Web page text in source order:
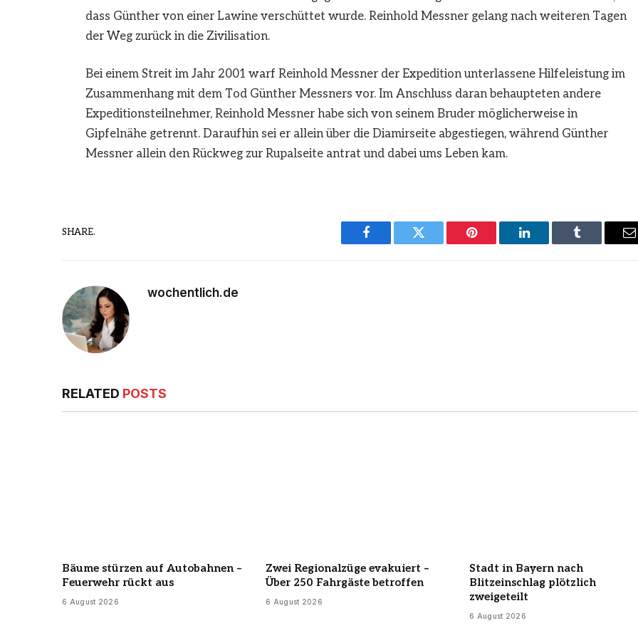
dass Günther von einer Lawine verschüttet wurde. Reinhold Messner gelang nach weiteren Tagen
der Weg zurück in die Zivilisation.
Bei einem Streit im Jahr 2001 warf Reinhold Messner der Expedition unterlassene Hilfeleistung im
Zusammenhang mit dem Tod Günther Messners vor. Im Anschluss daran behaupteten andere
Expeditionsteilnehmer, Reinhold Messner habe sich von seinem Bruder möglicherweise in
Gipfelnähe getrennt. Daraufhin sei er allein über die Diamirseite abgestiegen, während Günther
Messner allein den Rückweg zur Rupalseite antrat und dabei ums Leben kam.
SHARE.
Facebook Twitter Pinterest LinkedIn Tumblr
wochentlich.de
RELATED POSTS
Bäume stürzen auf Autobahnen –
Feuerwehr rückt aus
6 August 2026
Zwei Regionalzüge evakuiert –
Über 250 Fahrgäste betroffen
6 August 2026
Stadt in Bayern nach
Blitzeinschlag plötzlich
zweigeteilt
6 August 2026